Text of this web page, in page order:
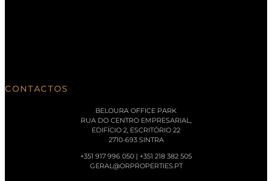
CONTACTOS
BELOURA OFFICE PARK
RUA DO CENTRO EMPRESARIAL,
EDIFÍCIO 2, ESCRITÓRIO 22
2710-693 SINTRA
+351 917 996 050 | +351 218 382 505
GERAL@ORPROPERTIES.PT